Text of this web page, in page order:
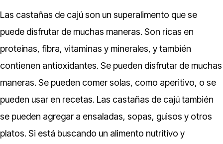
Las castañas de cajú son un superalimento que se
puede disfrutar de muchas maneras. Son ricas en
proteínas, fibra, vitaminas y minerales, y también
contienen antioxidantes. Se pueden disfrutar de muchas
maneras. Se pueden comer solas, como aperitivo, o se
pueden usar en recetas. Las castañas de cajú también
se pueden agregar a ensaladas, sopas, guisos y otros
platos. Si está buscando un alimento nutritivo y